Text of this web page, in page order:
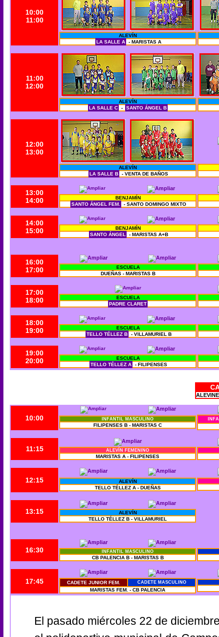
10:00
11:00
ALEVÍN
LA SALLE A
- MARISTAS A
11:00
12:00
ALEVÍN
LA SALLE C
- SANTO ÁNGEL B
12:00
13:00
ALEVÍN
LA SALLE B
- VENTA DE BAÑOS
13:00
14:00
BENJAMÍN
SANTO ÁNGEL FEM.
- SANTO DOMINGO MIXTO
14:00
15:00
BENJAMÍN
SANTO ÁNGEL
- MARISTAS A+B
16:00
17:00
ESCUELA
DUEÑAS - MARISTAS B
17:00
18:00
ESCUELA
PADRE CLARET
18:00
19:00
ESCUELA
TELLO TÉLLEZ B
- VILLAMURIEL B
19:00
20:00
ESCUELA
TELLO TÉLLEZ A
- FILIPENSES
10:00 INFANTIL MASCULINO
FILIPENSES B - MARISTAS C
11:15 ALEVÍN FEMENINO
MARISTAS A - FILIPENSES
12:15
ALEVÍN
TELLO TÉLLEZ A - DUEÑAS
13:15
ALEVÍN
TELLO TÉLLEZ B - VILLAMURIEL
16:30 INFANTIL MASCULINO
CB PALENCIA B - MARISTAS B
17:45 CADETE JUNIOR FEM. CADETE MASCULINO
MARISTAS FEM. - CB PALENCIA
El pasado miércoles 22 de